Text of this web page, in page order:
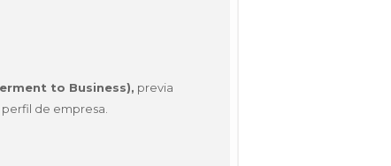
to Business), previa
de empresa.